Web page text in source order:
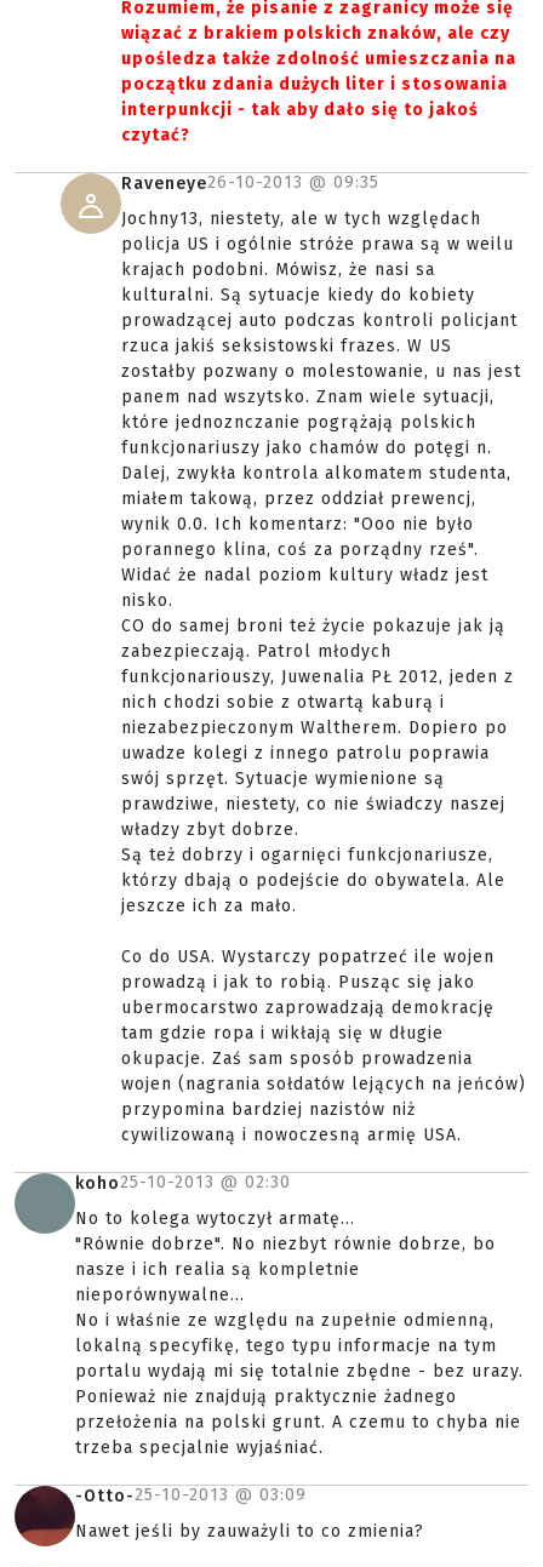
Rozumiem, że pisanie z zagranicy może się
wiązać z brakiem polskich znaków, ale czy
upośledza także zdolność umieszczania na
początku zdania dużych liter i stosowania
interpunkcji - tak aby dało się to jakoś
czytać?
Raveneye26-10-2013 @ 09:35
Jochny13, niestety, ale w tych względach
policja US i ogólnie stróże prawa są w weilu
krajach podobni. Mówisz, że nasi sa
kulturalni. Są sytuacje kiedy do kobiety
prowadzącej auto podczas kontroli policjant
rzuca jakiś seksistowski frazes. W US
zostałby pozwany o molestowanie, u nas jest
panem nad wszytsko. Znam wiele sytuacji,
które jednoznczanie pogrążają polskich
funkcjonariuszy jako chamów do potęgi n.
Dalej, zwykła kontrola alkomatem studenta,
miałem takową, przez oddział prewencj,
wynik 0.0. Ich komentarz: "Ooo nie było
porannego klina, coś za porządny rześ".
Widać że nadal poziom kultury władz jest
nisko.
CO do samej broni też życie pokazuje jak ją
zabezpieczają. Patrol młodych
funkcjonariouszy, Juwenalia PŁ 2012, jeden z
nich chodzi sobie z otwartą kaburą i
niezabezpieczonym Waltherem. Dopiero po
uwadze kolegi z innego patrolu poprawia
swój sprzęt. Sytuacje wymienione są
prawdziwe, niestety, co nie świadczy naszej
władzy zbyt dobrze.
Są też dobrzy i ogarnięci funkcjonariusze,
którzy dbają o podejście do obywatela. Ale
jeszcze ich za mało.
Co do USA. Wystarczy popatrzeć ile wojen
prowadzą i jak to robią. Pusząc się jako
ubermocarstwo zaprowadzają demokrację
tam gdzie ropa i wikłają się w długie
okupacje. Zaś sam sposób prowadzenia
wojen (nagrania sołdatów lejących na jeńców)
przypomina bardziej nazistów niż
cywilizowaną i nowoczesną armię USA.
koho25-10-2013 @ 02:30
No to kolega wytoczył armatę...
"Równie dobrze". No niezbyt równie dobrze, bo
nasze i ich realia są kompletnie
nieporównywalne...
No i właśnie ze względu na zupełnie odmienną,
lokalną specyfikę, tego typu informacje na tym
portalu wydają mi się totalnie zbędne - bez urazy.
Ponieważ nie znajdują praktycznie żadnego
przełożenia na polski grunt. A czemu to chyba nie
trzeba specjalnie wyjaśniać.
-Otto-25-10-2013 @ 03:09
Nawet jeśli by zauważyli to co zmienia?